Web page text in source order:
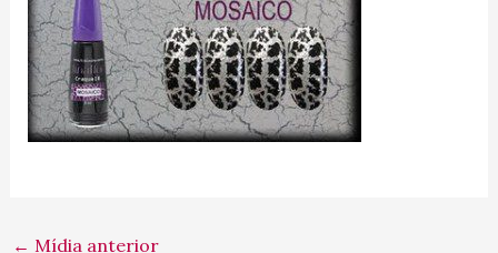
← Mídia anterior